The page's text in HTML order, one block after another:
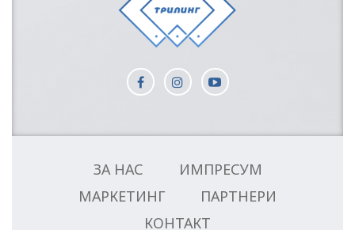
ЗА НАС
ИМПРЕСУМ
МАРКЕТИНГ
ПАРТНЕРИ
КОНТАКТ